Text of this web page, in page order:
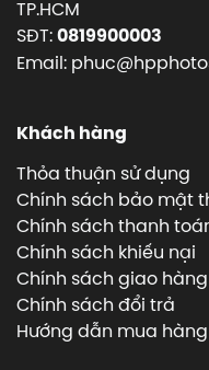
TP.HCM
SĐT:0819900003
Email:
Khách hàng
Thỏa thuận sử dụng
Chính sách bảo mật
Chính sách thanh
Chính sách khiếu nại
Chính sách giao hàng
Chính sách đổi trả
Hướng dẫn mua hàng